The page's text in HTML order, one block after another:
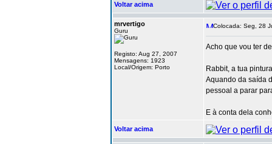
Voltar acima
mrvertigo
Guru
Registo: Aug 27, 2007
Mensagens: 1923
Local/Origem: Porto
Colocada: Seg, 28
Acho que vou ter
Rabbit, a tua
Aquando da saída
pessoal a parar
E à conta dela
Voltar acima